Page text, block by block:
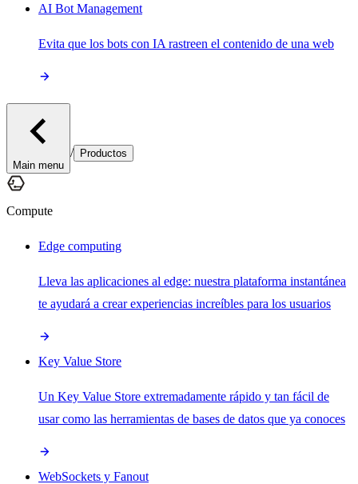
AI Bot Management
Evita que los bots con IA rastreen el contenido de una web
Main menu
/ Productos
Compute
Edge computing
Lleva las aplicaciones al edge: nuestra plataforma instantánea
te ayudará a crear experiencias increíbles para los usuarios
Key Value Store
Un Key Value Store extremadamente rápido y tan fácil de
usar como las herramientas de bases de datos que ya conoces
WebSockets y Fanout